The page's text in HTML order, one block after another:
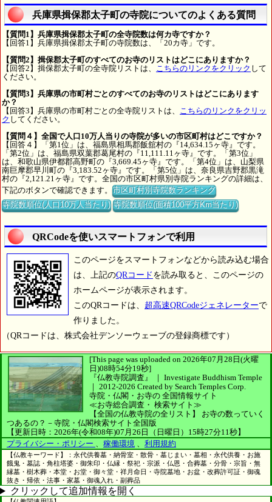
兵庫県揖保郡太子町の寺院についてのよくある質問
【質問1】兵庫県揖保郡太子町の全寺院数は何カ寺ですか？
【回答1】兵庫県揖保郡太子町の寺院数は、「20カ寺」です。
【質問2】揖保郡太子町のすべてのお寺のリストはどこにありますか？
【回答2】揖保郡太子町の全寺院リストは、 こちらのリンクをクリック して
ください。
【質問3】兵庫県の市町村ごとのすべてのお寺のリストはどこにあります
か？
【回答3】兵庫県の市町村ごとの全寺院リストは、 こちらのリンクをクリッ
ク してください。
【質問４】全国で人口10万人当りの寺院が多いの市区町村はどこですか？
【回答４】「第1位」は、福島県相馬郡飯舘村の『14,634.15ヶ寺』です。
「第2位」は、福島県双葉郡葛尾村の『11,111.11ヶ寺』です。「第3位」
は、和歌山県伊都郡高野町の『3,669.45ヶ寺』です。「第4位」は、山梨県
南巨摩郡早川町の『3,183.52ヶ寺』です。「第5位」は、奈良県吉野郡黒滝
村の『2,121.21ヶ寺』です。全国の市区町村県別寺院ランキングの詳細は、
下記のボタンで確認できます。市区町村別寺院数ランキング
寺院数順位(人口10万人当たり) 寺院数順位(面積100平方Km当たり)
QRCodeを使いスマートフォンで利用
このページをスマートフォンなどから読み込む場合
は、上記のQRコード を読み取ると、このページの
ホームページが表示されます。
このQRコードは、 超高速QRCodeジェネレーターで
作りました。
（QRコードは、株式会社デンソーウェーブの登録商標です）
[This page was uploaded on 2026年07月28日(火曜
日)08時54分19秒]
『仏教寺院調査』 ｜ Investigate Buddhism Temple
｜ 2012-2026 Created by Search Temples Corp.
寺院・仏閣・お寺の 全国情報サイト
≪お寺総合調査・ 検索サイト≫
【全国の仏教寺院の全リスト】
お寺の数っていく
つあるの？－寺院・仏閣検索サイト全国版
【更新日時：2026年(令和08年)07月26日（日曜日）15時27分11秒】
プライバシー・ポリシー 、 稼働環境 、 利用規約
【仏教キーワード】：永代供養墓・納骨室・散骨・墓じまい・墓相・永代供養・お施
餓鬼・墓誌・角柱塔婆・御朱印・仏縁・祭祀・宗派・仏恩・合葬墓・分骨・宗旨・無
縁墓・樹木葬・本堂・お堂・御々堂・祥月命日・寺院墓地・お盆・改葬許可証・御魂
抜き・帰依・法事・家墓・御魂入れ・副葬品
クリックして追加情報を開く